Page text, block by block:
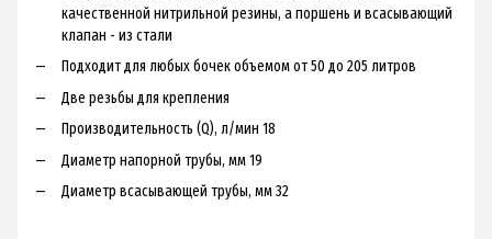
качественной нитрильной резины, а поршень и всасывающий
клапан - из стали
Подходит для любых бочек объемом от 50 до 205 литров
Две резьбы для крепления
Производительность (Q), л/мин 18
Диаметр напорной трубы, мм 19
Диаметр всасывающей трубы, мм 32